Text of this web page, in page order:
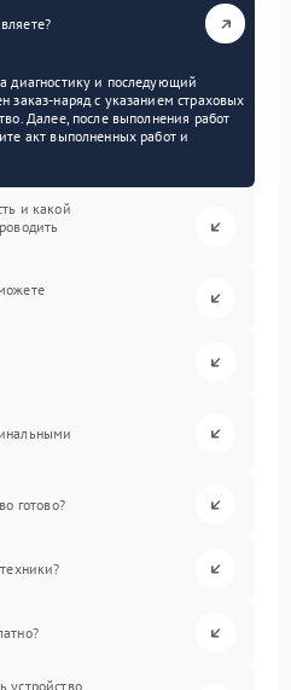
диагностику и последующий
заказ-наряд с указанием страховых
Далее, после выполнения работ
акт выполненных работ и
и какой
готово?
устройство